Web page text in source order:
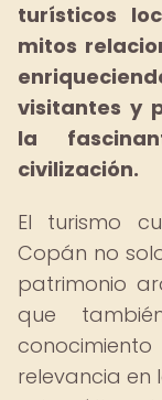
turísticos
mitos
visitantes y
la
civilización.
El turismo
Copán no
patrimonio
que
relevancia en